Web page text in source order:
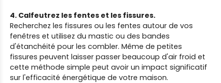
4. Calfeutrez les fentes et les fissures.
Recherchez les fissures ou les fentes autour de vos
fenêtres et utilisez du mastic ou des bandes
d'étanchéité pour les combler. Même de petites
fissures peuvent laisser passer beaucoup d'air froid et
cette méthode simple peut avoir un impact significatif
sur l'efficacité énergétique de votre maison.